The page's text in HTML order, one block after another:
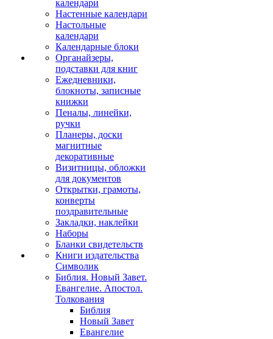
календари
Настенные календари
Настольные
календари
Календарные блоки
Органайзеры,
подставки для книг
Ежедневники,
блокноты, записные
книжки
Пеналы, линейки,
ручки
Планеры, доски
магнитные
декоративные
Визитницы, обложки
для документов
Открытки, грамоты,
конверты
поздравительные
Закладки, наклейки
Наборы
Бланки свидетельств
Книги издательства
Символик
Библия. Новый Завет.
Евангелие. Апостол.
Толкования
Библия
Новый Завет
Евангелие